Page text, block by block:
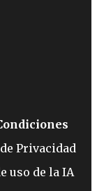
Privacidad
uso de la IA